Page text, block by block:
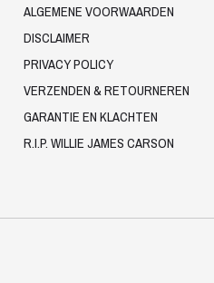
ALGEMENE VOORWAARDEN
DISCLAIMER
PRIVACY POLICY
VERZENDEN & RETOURNEREN
GARANTIE EN KLACHTEN
R.I.P. WILLIE JAMES CARSON